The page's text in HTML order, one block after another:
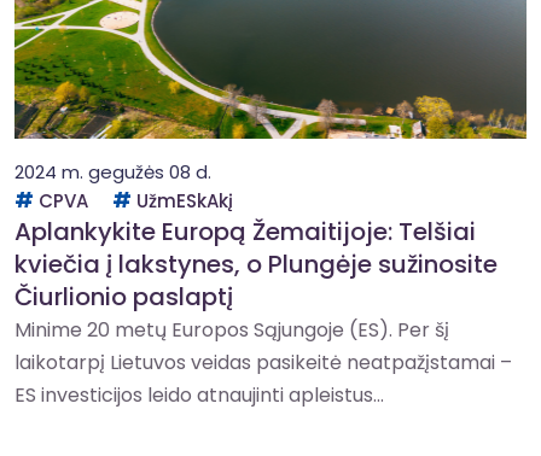
2024 m. gegužės 08 d.
CPVA
UžmESkAkį
Aplankykite Europą Žemaitijoje: Telšiai
kviečia į lakstynes, o Plungėje sužinosite
Čiurlionio paslaptį
Minime 20 metų Europos Sąjungoje (ES). Per šį
laikotarpį Lietuvos veidas pasikeitė neatpažįstamai –
ES investicijos leido atnaujinti apleistus...